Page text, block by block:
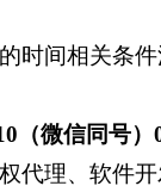
时间相关条
（微信同号）
代理、软件